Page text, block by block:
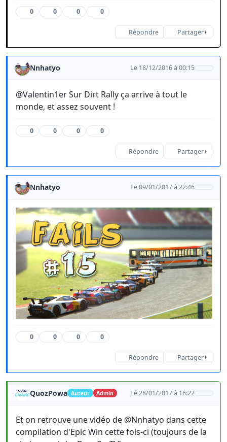
0 0 0 0
Répondre Partager
Nnhatyo Le 18/12/2016 à 00:15
@Valentin1er Sur Dirt Rally ça arrive à tout le
monde, et assez souvent !
0 0 0 0
Répondre Partager
Nnhatyo Le 09/01/2017 à 22:46
0 0 0 0
Répondre Partager
QuozPowa Auteur Admin Le 28/01/2017 à 16:22
Et on retrouve une vidéo de @Nnhatyo dans cette
compilation d'Epic Win cette fois-ci (toujours de la